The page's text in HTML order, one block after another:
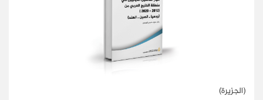
(الجزيرة)